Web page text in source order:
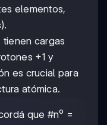
elementos,
cargas
+1
+1 y
es crucial para
atómica.
que #n⁰ =